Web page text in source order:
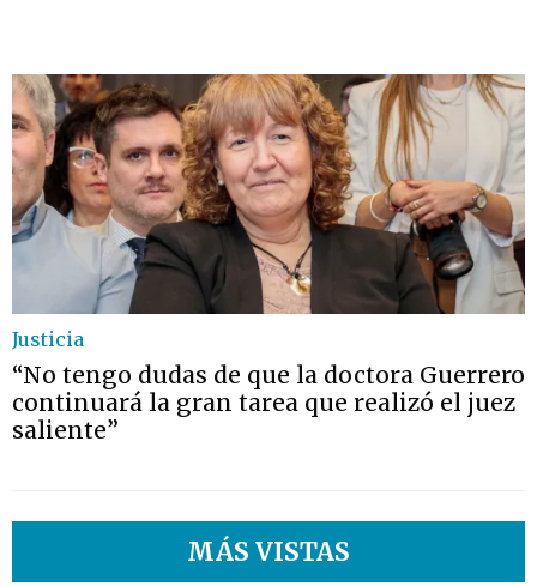
Justicia
“No tengo dudas de que la doctora Guerrero
continuará la gran tarea que realizó el juez
saliente”
MÁS VISTAS